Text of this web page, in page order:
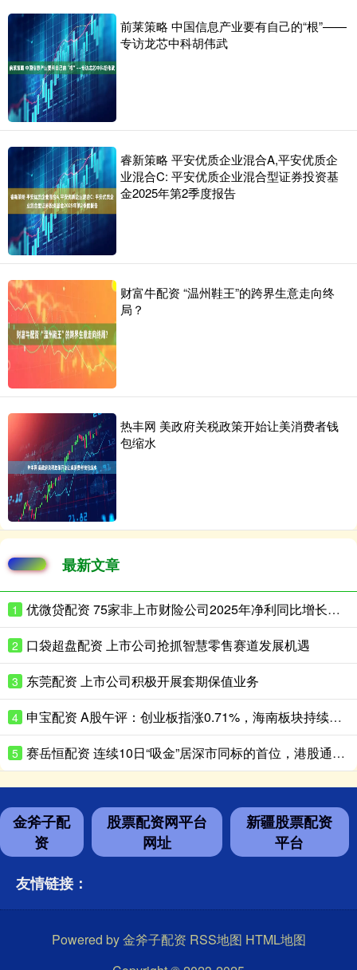
前莱策略 中国信息产业要有自己的“根”——
专访龙芯中科胡伟武
睿新策略 平安优质企业混合A,平安优质企
业混合C: 平安优质企业混合型证券投资基
金2025年第2季度报告
财富牛配资 “温州鞋王”的跨界生意走向终
局？
热丰网 美政府关税政策开始让美消费者钱
包缩水
最新文章
1 优微贷配资 75家非上市财险公司2025年净利同比增长超180%
2 口袋超盘配资 上市公司抢抓智慧零售赛道发展机遇
3 东莞配资 上市公司积极开展套期保值业务
4 申宝配资 A股午评：创业板指涨0.71%，海南板块持续走高
5 赛岳恒配资 连续10日“吸金”居深市同标的首位，港股通央企红利ETF天弘（159281）盘中再获净申购600万份，机构：红利资产配置价值凸显
金斧子配
资
股票配资网平台
网址
新疆股票配资
平台
友情链接：
Powered by金斧子配资 RSS地图 HTML地图